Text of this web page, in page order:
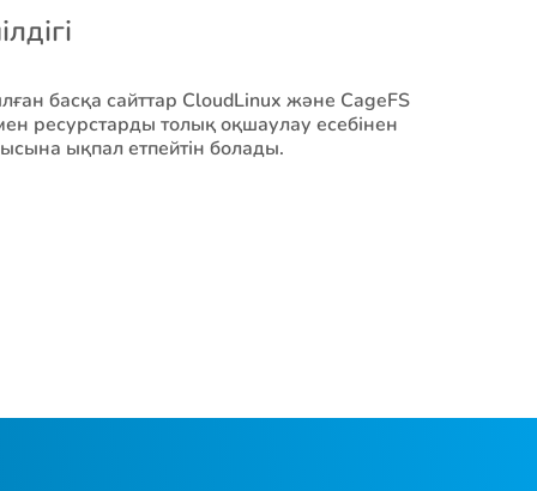
басқа сайттар CloudLinux және CageFS
ресурстарды толық оқшаулау есебінен
ықпал етпейтін болады.